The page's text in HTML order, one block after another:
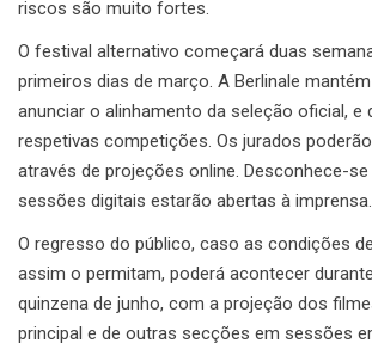
riscos são muito fortes.
O festival alternativo começará duas
primeiros dias de março. A Berlinale
anunciar o alinhamento da seleção oficial, e
respetivas competições. Os jurados
através de projeções online. Desconhece-
sessões digitais estarão abertas à imprensa.
O regresso do público, caso as condições
assim o permitam, poderá acontecer
quinzena de junho, com a projeção dos
principal e de outras secções em sessões